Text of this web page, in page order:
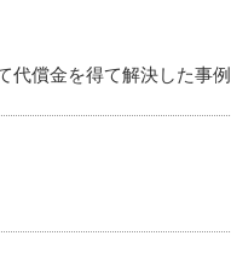
代償金を得て解決した事例